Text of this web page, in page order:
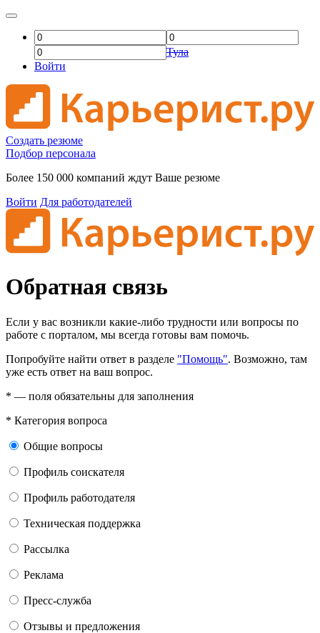
Тула
Войти
Создать резюме
Подбор персонала
Более 150 000 компаний ждут Ваше резюме
Войти Для работодателей
Обратная связь
Если у вас возникли какие-либо трудности или вопросы по
работе с порталом, мы всегда готовы вам помочь.
Попробуйте найти ответ в разделе "Помощь". Возможно, там
уже есть ответ на ваш вопрос.
* — поля обязательны для заполнения
* Категория вопроса
Общие вопросы
Профиль соискателя
Профиль работодателя
Техническая поддержка
Рассылка
Реклама
Пресс-служба
Отзывы и предложения